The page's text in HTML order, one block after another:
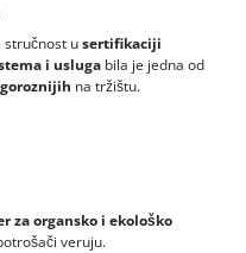
stručnost usertifikaciji
i usluga bila je jedna od
na tržištu.
za organsko i ekološko
veruju.